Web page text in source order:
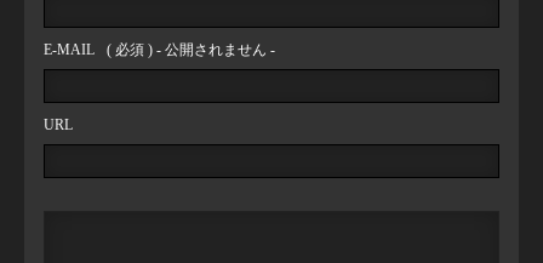
E-MAIL ( 必須 ) - 公開されません -
URL